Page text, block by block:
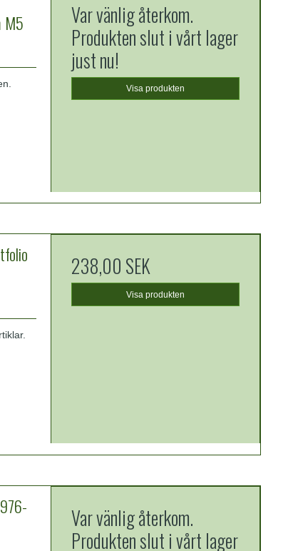
M5
Var vänlig återkom.
Produkten slut i vårt lager
just nu!
Visa produkten
238,00 SEK
Visa produkten
Var vänlig återkom.
Produkten slut i vårt lager